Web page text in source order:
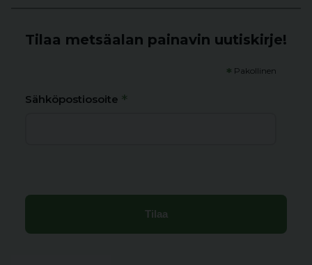
Tilaa metsäalan painavin uutiskirje!
* Pakollinen
Sähköpostiosoite *